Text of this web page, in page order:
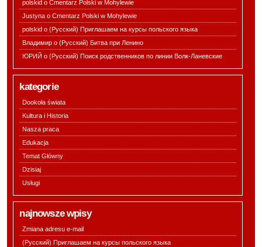
polskid oCmentarz Polski w Mohylewie
Justyna oCmentarz Polski w Mohylewie
polskid o(Русский) Приглашаем на курсы польского языка
Владимир o(Русский) Битва при Ленино
ЮРИЙ o(Русский) Поиск родственников по линии Волк-Ланевские
kategorie
Dookoła świata
Kultura i Historia
Nasza praca
Edukacja
Temat Główny
Dzisiaj
Usługi
najnowsze wpisy
Zmiana adresu e-mail
(Русский) Приглашаем на курсы польского языка